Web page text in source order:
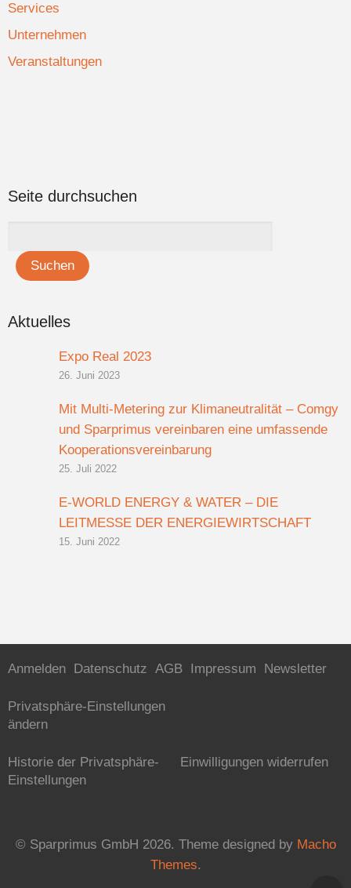
Services
Unternehmen
Veranstaltungen
Seite durchsuchen
Aktuelles
Expo Real 2023
26. Juni 2023
Mit Multi-Metering zur Klimaneutralität – Comgy
und Sparprimus vereinbaren eine umfassende
Kooperationsvereinbarung
25. Juli 2022
E-WORLD ENERGY & WATER – DIE
LEITMESSE DER ENERGIEWIRTSCHAFT
15. Juni 2022
Anmelden Datenschutz AGB Impressum Newsletter
Privatsphäre-Einstellungen
ändern
Historie der Privatsphäre-
Einstellungen
Einwilligungen widerrufen
© Sparprimus GmbH 2026. Theme designed by Macho
Themes.